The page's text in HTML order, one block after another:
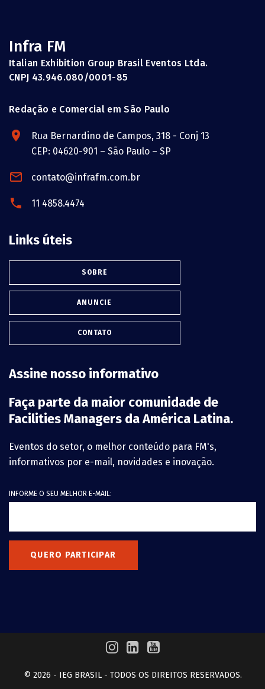
Infra FM
Italian Exhibition Group Brasil Eventos Ltda.
CNPJ 43.946.080/0001-85
Redação e Comercial em São Paulo
Rua Bernardino de Campos, 318 - Conj 13
CEP: 04620-901 – São Paulo – SP
contato@infrafm.com.br
11 4858.4474
Links úteis
SOBRE
ANUNCIE
CONTATO
Assine nosso informativo
Faça parte da maior comunidade de
Facilities Managers da América Latina.
Eventos do setor, o melhor conteúdo para FM's,
informativos por e-mail, novidades e inovação.
INFORME O SEU MELHOR E-MAIL:
QUERO PARTICIPAR
© 2026 - IEG BRASIL - TODOS OS DIREITOS RESERVADOS.